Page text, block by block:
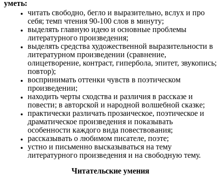
уметь:
читать свободно, бегло и выразительно, вслух и про
себя; темп чтения 90-100 слов в минуту;
выделять главную идею и основные проблемы
литературного произведения;
выделять средства художественной выразительности в
литературном произведении (сравнение,
олицетворение, контраст, гипербола, эпитет, звукопись;
повтор);
воспринимать оттенки чувств в поэтическом
произведении;
находить черты сходства и различия в рассказе и
повести; в авторской и народной волшебной сказке;
практически различать прозаическое, поэтическое и
драматическое произведения и показывать
особенности каждого вида повествования;
рассказывать о любимом писателе, поэте;
устно и письменно высказываться на тему
литературного произведения и на свободную тему.
Читательские умения